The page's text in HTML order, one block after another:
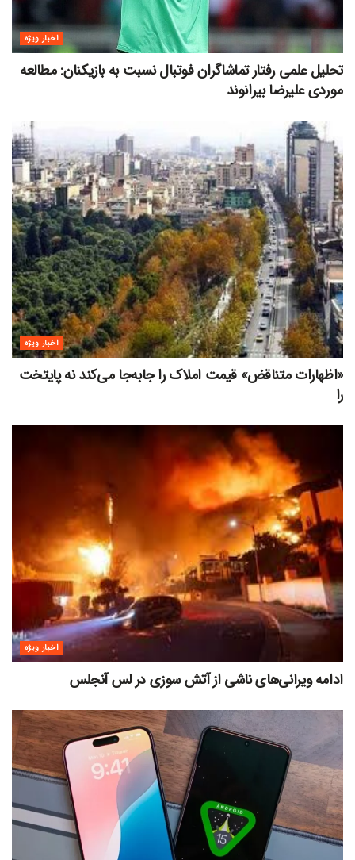
اخبار ویژه
تحلیل علمی رفتار تماشاگران فوتبال نسبت به بازیکنان: مطالعه
موردی علیرضا بیرانوند
اخبار ویژه
«اظهارات متناقض» قیمت‌ املاک را جابه‌جا می‌کند نه پایتخت
را
اخبار ویژه
ادامه ویرانی‌های ناشی از آتش سوزی در لس آنجلس